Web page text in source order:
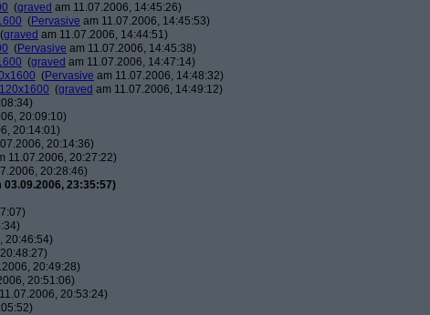
(graved am 11.07.2006, 14:45:26)
(Pervasive am 11.07.2006, 14:45:53)
(graved am 11.07.2006, 14:44:51)
(Pervasive am 11.07.2006, 14:45:38)
(graved am 11.07.2006, 14:47:14)
(Pervasive am 11.07.2006, 14:48:32)
(graved am 11.07.2006, 14:49:12)
20:09:10)
20:14:01)
20:14:36)
11.07.2006, 20:27:22)
20:28:46)
03.09.2006, 23:35:57)
20:46:54)
20:49:28)
20:51:06)
20:53:24)